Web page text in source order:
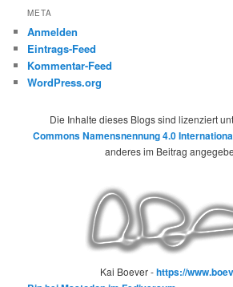
META
Anmelden
Eintrags-Feed
Kommentar-Feed
WordPress.org
Die Inhalte dieses Blogs sind lizenziert
Commons Namensnennung 4.0
anderes im Beitrag
Kai Boever -https://